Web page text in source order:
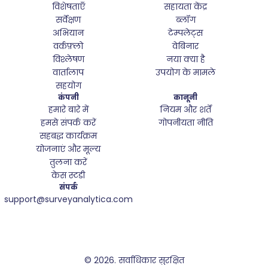
विशेषताएँ
सर्वेक्षण
अभियान
वर्कफ़्लो
विश्लेषण
वार्तालाप
सहयोग
सहायता केंद्र
ब्लॉग
टेम्पलेट्स
वेबिनार
नया क्या है
उपयोग के मामले
कंपनी
हमारे बारे में
हमसे संपर्क करें
सहबद्ध कार्यक्रम
योजनाएं और मूल्य
तुलना करें
केस स्टडी
कानूनी
नियम और शर्तें
गोपनीयता नीति
संपर्क
support@surveyanalytica.com
© 2026.सर्वाधिकार सुरक्षित